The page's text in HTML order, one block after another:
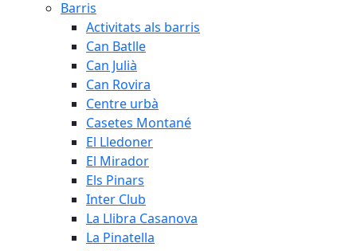
Barris
Activitats als barris
Can Batlle
Can Julià
Can Rovira
Centre urbà
Casetes Montané
El Lledoner
El Mirador
Els Pinars
Inter Club
La Llibra Casanova
La Pinatella